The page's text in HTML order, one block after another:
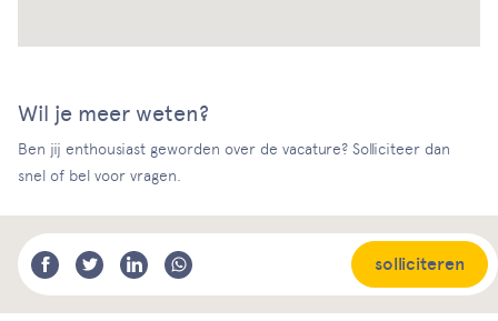
Wil je meer weten?
Ben jij enthousiast geworden over de vacature? Solliciteer dan
snel of bel voor vragen.
solliciteren